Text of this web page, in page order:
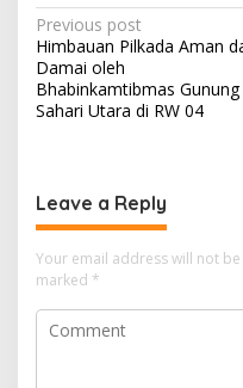
Post
navigation
Previous post
Himbauan Pilkada Aman
Damai oleh
Bhabinkamtibmas Gunung
Sahari Utara di RW 04
Leave a Reply
Your email address will not
marked *